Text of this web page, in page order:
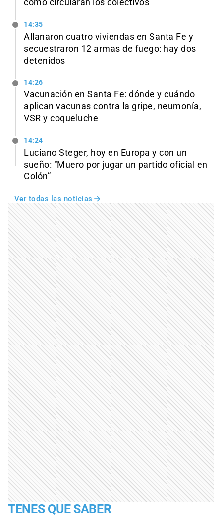
cómo circularán los colectivos
14:35
Allanaron cuatro viviendas en Santa Fe y
secuestraron 12 armas de fuego: hay dos
detenidos
14:26
Vacunación en Santa Fe: dónde y cuándo
aplican vacunas contra la gripe, neumonía,
VSR y coqueluche
14:24
Luciano Steger, hoy en Europa y con un
sueño: “Muero por jugar un partido oficial en
Colón”
Ver todas las noticias
TENES QUE SABER